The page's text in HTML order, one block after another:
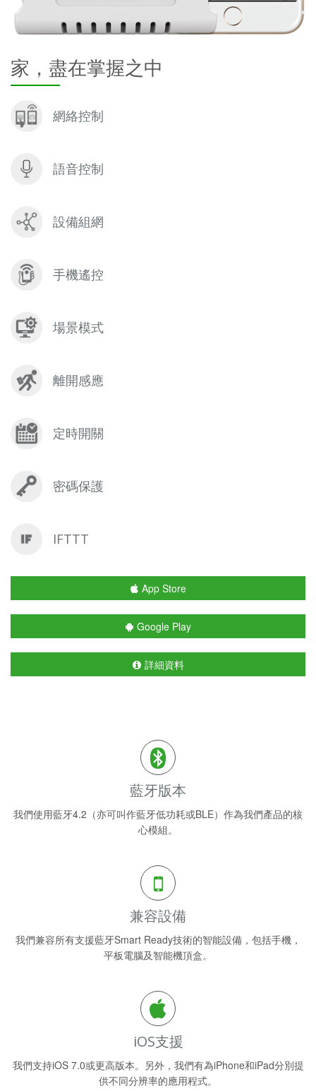
家，盡在掌握之中
網絡控制
語音控制
設備組網
手機遙控
場景模式
離開感應
定時開關
密碼保護
IFTTT
App Store
Google Play
詳細資料
藍牙版本
我們使用藍牙4.2（亦可叫作藍牙低功耗或BLE）作為我們產品的核
心模組。
兼容設備
我們兼容所有支援藍牙Smart Ready技術的智能設備，包括手機，
平板電腦及智能機頂盒。
iOS支援
我們支持iOS 7.0或更高版本。另外，我們有為iPhone和iPad分別提
供不同分辨率的應用程式。